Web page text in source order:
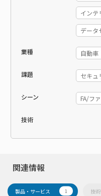
インテ
データ
業種 自動車
課題 セキュ
シーン FA/フ
技術
関連情報
製品・サービス 1 技